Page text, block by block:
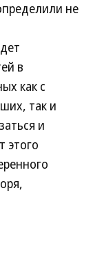
не
в
как с
так и
и
этого